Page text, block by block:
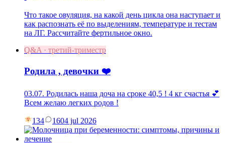
Что такое овуляция, на какой день цикла она наступает и
как распознать её по выделениям, температуре и тестам
на ЛГ. Рассчитайте фертильное окно.
Q&A · третий-триместр
Родила , девочки ❤️
03.07. Родилась наша доча на сроке 40,5 ! 4 кг счастья 💕
Всем желаю легких родов !
134 1604 jul 2026